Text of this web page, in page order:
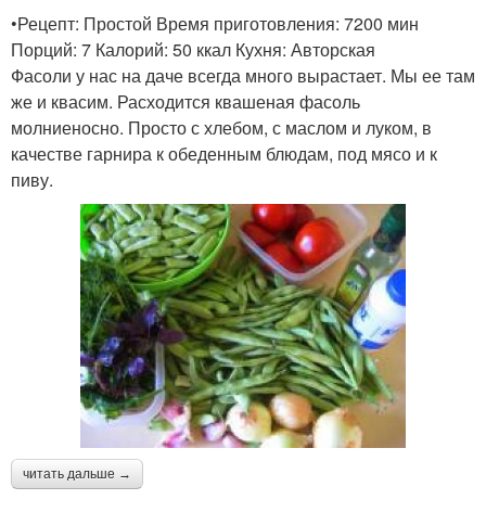
•Рецепт: Простой Время приготовления: 7200 мин
Порций: 7 Калорий: 50 ккал Кухня: Авторская
Фасоли у нас на даче всегда много вырастает. Мы ее там
же и квасим. Расходится квашеная фасоль
молниеносно. Просто с хлебом, с маслом и луком, в
качестве гарнира к обеденным блюдам, под мясо и к
пиву.
читать дальше →